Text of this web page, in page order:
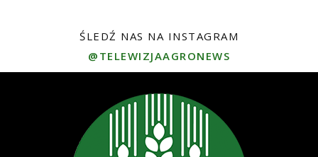
ŚLEDŹ NAS NA INSTAGRAM
@TELEWIZJAAGRONEWS